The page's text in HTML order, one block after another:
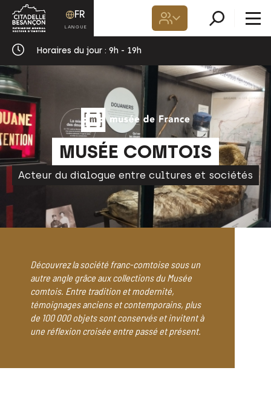
Horaires du jour : 9h - 19h
FR
MUSÉE COMTOIS
Acteur du dialogue entre cultures et sociétés
Découvrez la société franc-comtoise sous un
autre angle grâce aux collections du Musée
comtois. Entre tradition et modernité,
témoignages anciens et contemporains, plus
de 100 000 objets sont conservés et invitent à
une réflexion croisée entre passé et présent.